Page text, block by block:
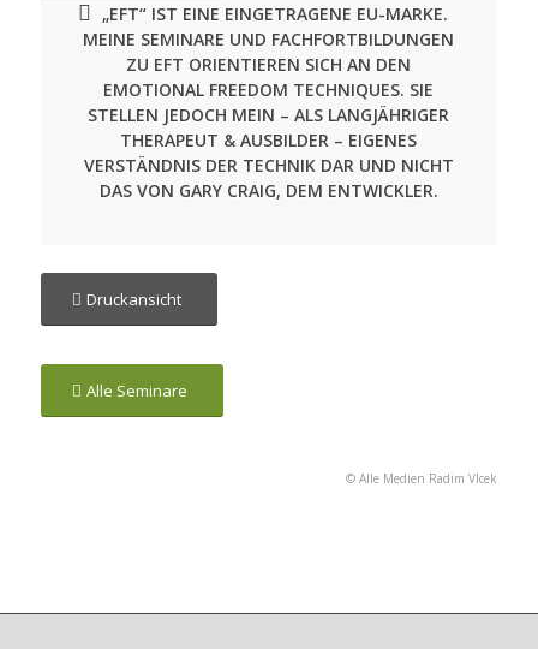
„EFT“ IST EINE EINGETRAGENE EU-MARKE.
MEINE SEMINARE UND FACHFORTBILDUNGEN
ZU EFT ORIENTIEREN SICH AN DEN
EMOTIONAL FREEDOM TECHNIQUES. SIE
STELLEN JEDOCH MEIN – ALS LANGJÄHRIGER
THERAPEUT & AUSBILDER – EIGENES
VERSTÄNDNIS DER TECHNIK DAR UND NICHT
DAS VON GARY CRAIG, DEM ENTWICKLER.
Druckansicht
Alle Seminare
© Alle Medien Radim Vlcek